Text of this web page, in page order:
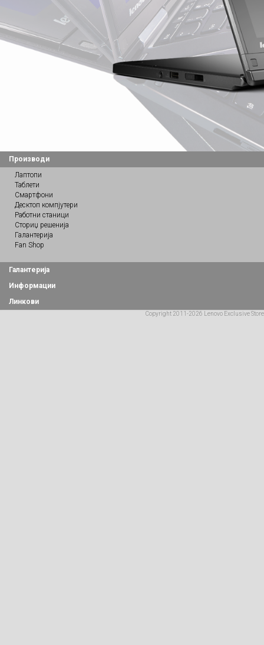
Производи
Лаптопи
Таблети
Смартфони
Десктоп компјутери
Работни станици
Сториџ решенија
Галантерија
Fan Shop
Галантерија
Информации
Линкови
Copyright 2011-2026 Lenovo Exclusive Store